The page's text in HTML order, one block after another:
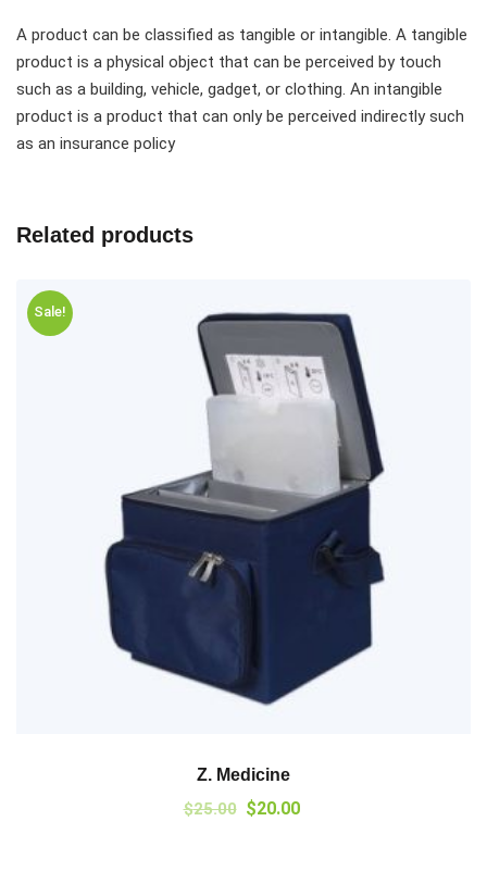
A product can be classified as tangible or intangible. A tangible
product is a physical object that can be perceived by touch
such as a building, vehicle, gadget, or clothing. An intangible
product is a product that can only be perceived indirectly such
as an insurance policy
Related products
Sale!
Z. Medicine
$25.00 $20.00